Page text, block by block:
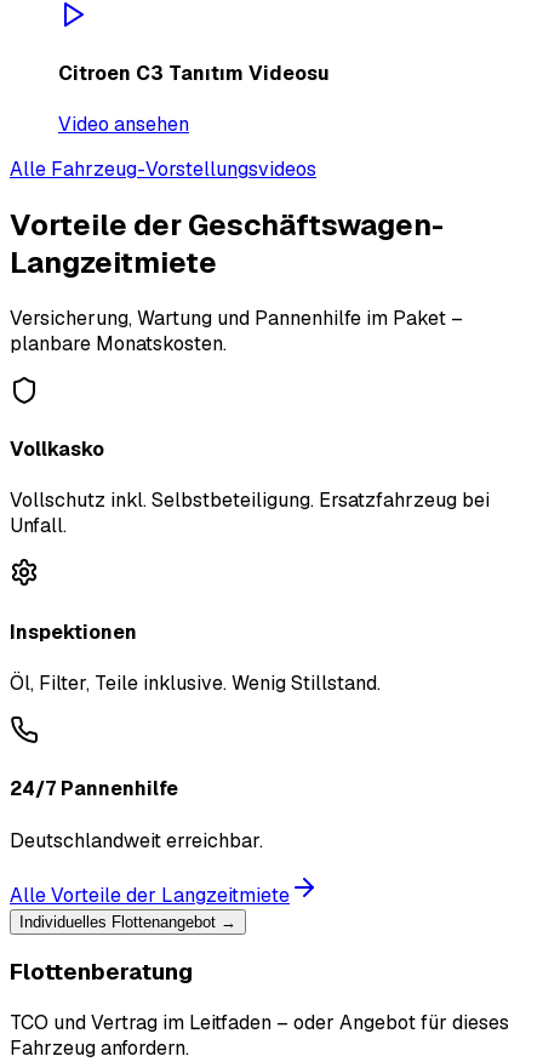
Citroen C3 Tanıtım Videosu
Video ansehen
Alle Fahrzeug-Vorstellungsvideos
Vorteile der Geschäftswagen-
Langzeitmiete
Versicherung, Wartung und Pannenhilfe im Paket –
planbare Monatskosten.
Vollkasko
Vollschutz inkl. Selbstbeteiligung. Ersatzfahrzeug bei
Unfall.
Inspektionen
Öl, Filter, Teile inklusive. Wenig Stillstand.
24/7 Pannenhilfe
Deutschlandweit erreichbar.
Alle Vorteile der Langzeitmiete
Individuelles Flottenangebot →
Flottenberatung
TCO und Vertrag im Leitfaden – oder Angebot für dieses
Fahrzeug anfordern.